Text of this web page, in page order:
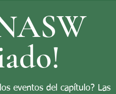
eventos del capítulo? Las